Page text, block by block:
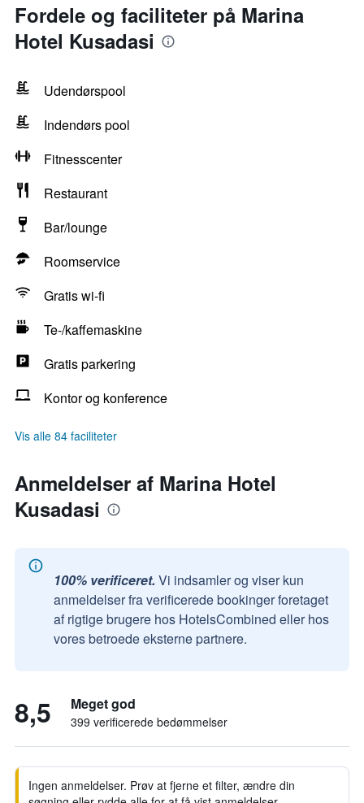
Fordele og faciliteter på Marina
Hotel Kusadasi
Udendørspool
Indendørs pool
Fitnesscenter
Restaurant
Bar/lounge
Roomservice
Gratis wi-fi
Te-/kaffemaskine
Gratis parkering
Kontor og konference
Vis alle 84 faciliteter
Anmeldelser af Marina Hotel
Kusadasi
100% verificeret. Vi indsamler og viser kun
anmeldelser fra verificerede bookinger foretaget
af rigtige brugere hos HotelsCombined eller hos
vores betroede eksterne partnere.
8,5 Meget god
399 verificerede bedømmelser
Ingen anmeldelser. Prøv at fjerne et filter, ændre din